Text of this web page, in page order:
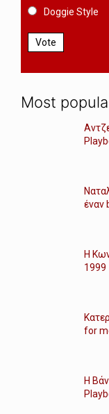
Doggie Style
Vote
Most
έναν
Η
1999
for
Η